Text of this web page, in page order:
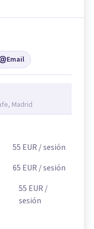
Email
Madrid
55 EUR / sesión
65 EUR / sesión
55 EUR /
sesión